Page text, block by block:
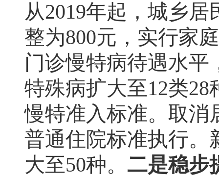
从2019年起 ， 城乡居
整为800元 ， 实行家
门诊慢特病待遇水平
特殊病扩大至12类28
慢特准入标准。 取消
普通住院标准执行。
大至50种。 二是稳步